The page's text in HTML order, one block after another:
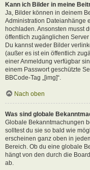
Kann ich Bilder in meine
Ja, Bilder können in deinem
Administration Dateianhänge
hochladen. Ansonsten musst
öffentlich zugänglichen
Du kannst weder Bilder
(außer es ist ein öffentlich
einer Anmeldung verfügbar
einem Passwort geschützte
BBCode-Tag „[img]“.
Nach oben
Was sind globale
Globale Bekanntmachungen
solltest du sie so bald wie
erscheinen ganz oben in
Bereich. Ob du eine globale
hängt von den durch die
ab.